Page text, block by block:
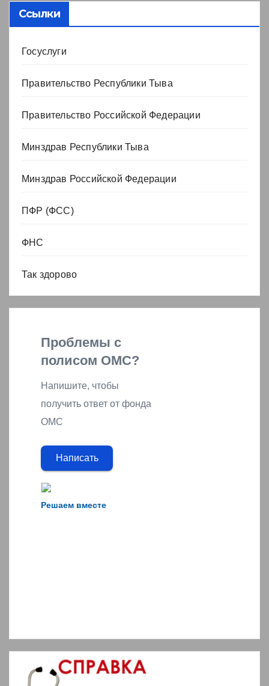
Ссылки
Госуслуги
Правительство Республики Тыва
Правительство Российской Федерации
Минздрав Республики Тыва
Минздрав Российской Федерации
ПФР (ФСС)
ФНС
Так здорово
Решаем вместе
Проблемы с
полисом ОМС?
Напишите, чтобы
получить ответ от фонда
ОМС
Написать